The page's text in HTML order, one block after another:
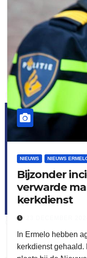
kleijer
flitsmeister
ook adverteren
NIEUWS NIEUWS
Bijzonder
verwarde
kerkdienst
In Ermelo hebben
kerkdienst